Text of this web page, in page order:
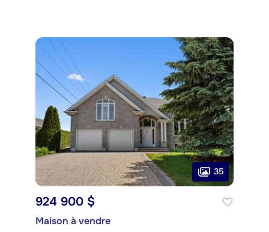
35
924 900 $
Maison à vendre